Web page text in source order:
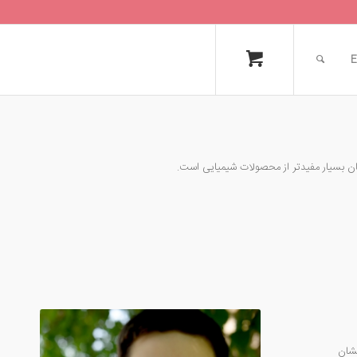
بسیار مفیدتر از محصولات شیمیایی است.